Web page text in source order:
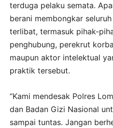
terduga pelaku semata.
berani membongkar
terlibat, termasuk pihak-
penghubung, perekrut
maupun aktor intelektual
praktik tersebut.
“Kami mendesak Polres
dan Badan Gizi Nasional
sampai tuntas. Jangan